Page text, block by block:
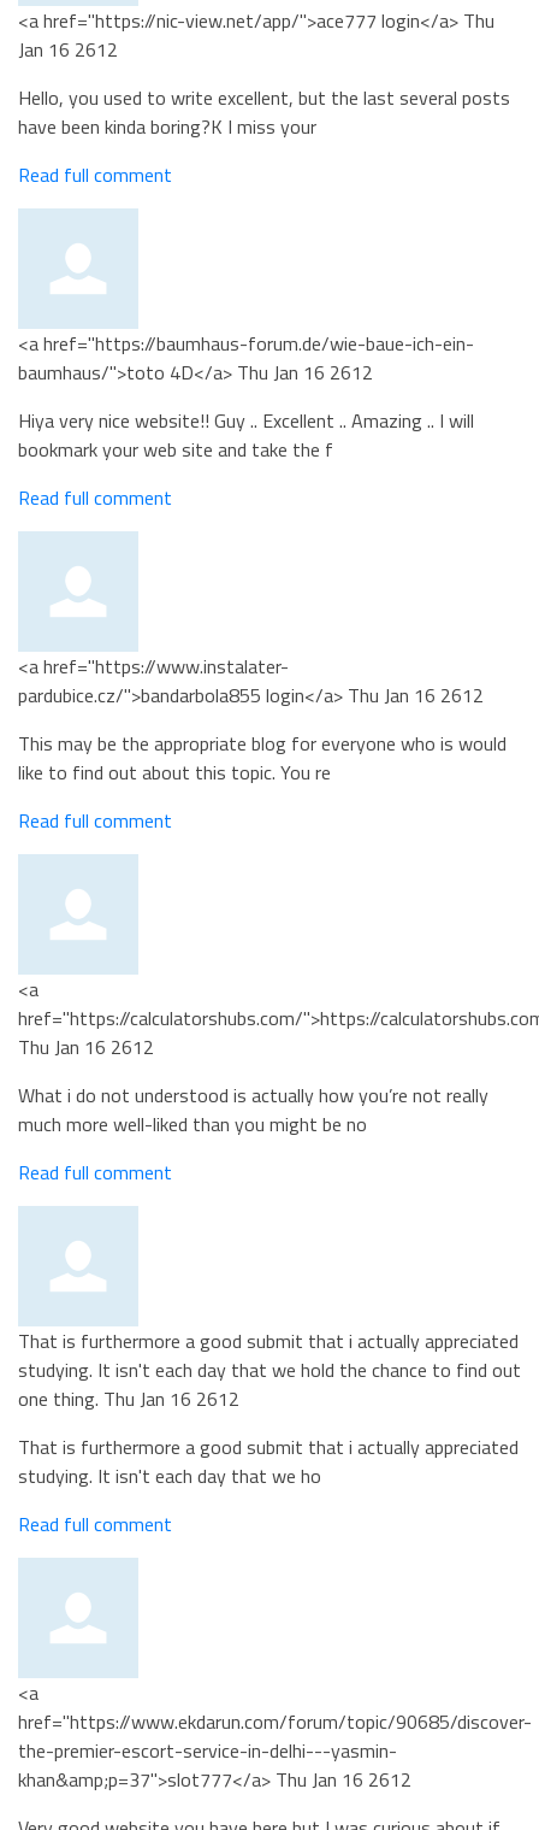
<a href="https://nic-view.net/app/">ace777 login</a> Thu
Jan 16 2612
Hello, you used to write excellent, but the last several posts
have been kinda boring?K I miss your
Read full comment
<a href="https://baumhaus-forum.de/wie-baue-ich-ein-
baumhaus/">toto 4D</a> Thu Jan 16 2612
Hiya very nice website!! Guy .. Excellent .. Amazing .. I will
bookmark your web site and take the f
Read full comment
<a href="https://www.instalater-
pardubice.cz/">bandarbola855 login</a> Thu Jan 16 2612
This may be the appropriate blog for everyone who is would
like to find out about this topic. You re
Read full comment
<a
href="https://calculatorshubs.com/">https://
Thu Jan 16 2612
What i do not understood is actually how you’re not really
much more well-liked than you might be no
Read full comment
That is furthermore a good submit that i actually appreciated
studying. It isn't each day that we hold the chance to find out
one thing. Thu Jan 16 2612
That is furthermore a good submit that i actually appreciated
studying. It isn't each day that we ho
Read full comment
<a
href="https://www.ekdarun.com/forum/topic/90685/discover-
the-premier-escort-service-in-delhi---yasmin-
khan&amp;p=37">slot777</a> Thu Jan 16 2612